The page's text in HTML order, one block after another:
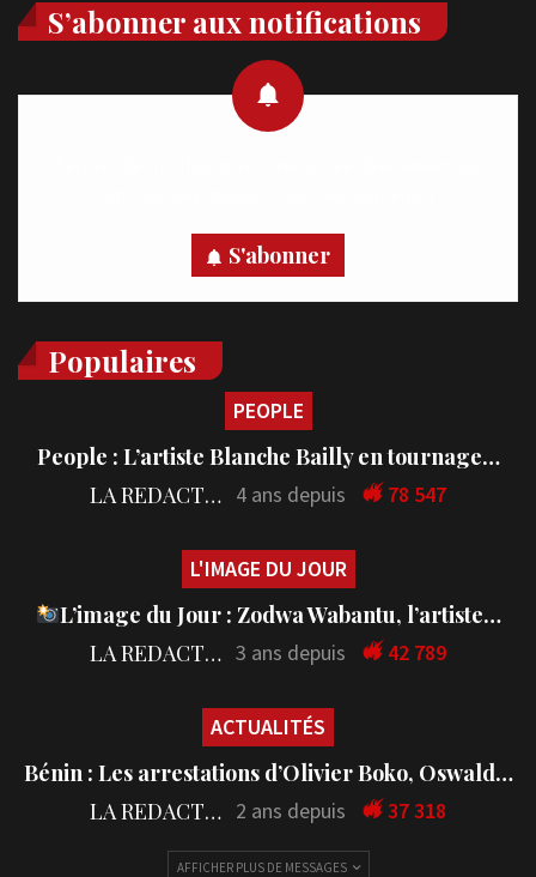
S’abonner aux notifications
S'abonner
Populaires
PEOPLE
People : L’artiste Blanche Bailly en tournage…
LA REDACTION 4 ans depuis 78 547
L'IMAGE DU JOUR
L’image du Jour : Zodwa Wabantu, l’artiste…
LA REDACTION 3 ans depuis 42 789
ACTUALITÉS
Bénin : Les arrestations d’Olivier Boko, Oswald…
LA REDACTION 2 ans depuis 37 318
AFFICHER PLUS DE MESSAGES